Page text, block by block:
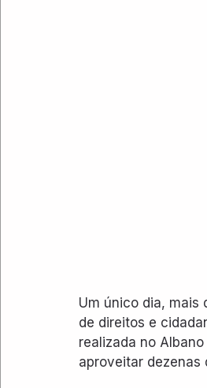
Um único dia, mais
de direitos e
realizada no
aproveitar dezenas